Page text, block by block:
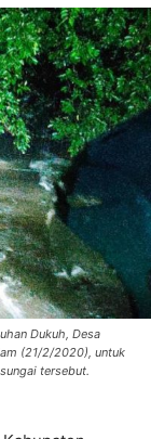
Dukuh, Desa
(21/2/2020), untuk
tersebut.